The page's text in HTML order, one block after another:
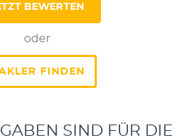
BEWERTEN
oder
FINDEN
SIND FÜR DIE